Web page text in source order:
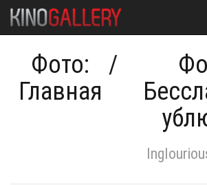
Фото:
Главная
/